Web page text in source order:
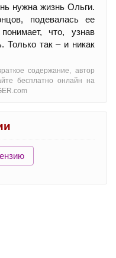
нужна жизнь Ольги.
подевалась ее
что, узнав
Только так – и никак
содержание, автор
бесплатно онлайн на